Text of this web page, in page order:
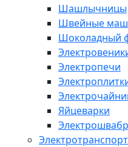
Шашлычницы
Швейные
Шоколадный
Электропечи
Яйцеварки
Электротранспорт